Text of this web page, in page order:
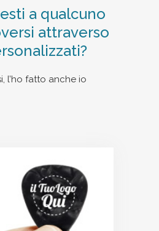
a qualcuno
attraverso
l’ho fatto anche io